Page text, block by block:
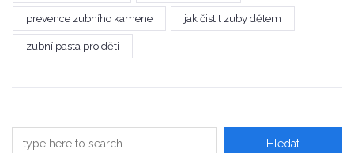
prevence zubního kamene jak čistit zuby dětem
zubní pasta pro děti